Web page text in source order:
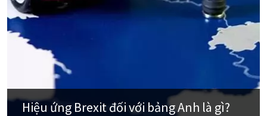
Hiệu ứng Brexit đối với bảng Anh là gì?